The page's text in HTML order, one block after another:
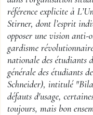
référence explicite à
Stirner, dont l’esprit
opposer une vision
gardisme
nationale des étudiants
générale des étudiants
Schneider), intitulé
défauts d'usage,
toujours, mais bon